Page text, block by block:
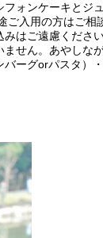
ォンケーキとジ
入用の方はご相
はご遠慮ください
せん。あやしな
ーグorパスタ）